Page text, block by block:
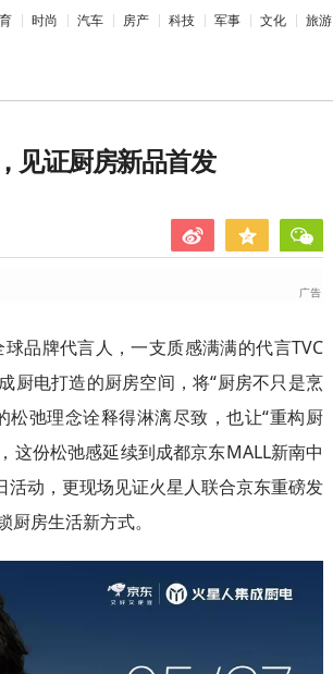
时尚 汽车 房产 科技 军事 文化 旅游
见证厨房新品首发
品牌代言人，一支质感满满的代言TVC
厨电打造的厨房空间，将“厨房不只是烹
弛理念诠释得淋漓尽致，也让“重构厨
这份松弛感延续到成都京东MALL新南中
动，更现场见证火星人联合京东重磅发
房生活新方式。